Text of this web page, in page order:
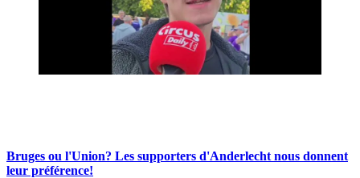
Bruges ou l'Union? Les supporters d'Anderlecht nous donnent
leur préférence!